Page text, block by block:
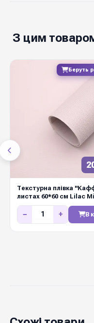
З цим
Беруть
Текстурна плівка
листах 60*60 см Lilac
(пудровий) (20шт/упак)
− + В